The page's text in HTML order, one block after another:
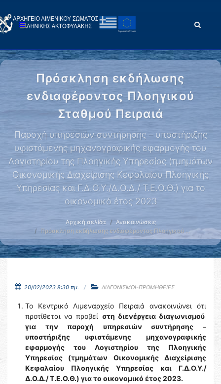
Πρόσκληση εκδήλωσης
ενδιαφέροντος Πλοηγικού
Σταθμού Πειραιά
Παροχή υπηρεσιών συντήρησης – υποστήριξης
υφιστάμενης μηχανογραφικής εφαρμογής του
Λογιστηρίου της Πλοηγικής Υπηρεσίας (τμημάτων
Οικονομικής Διαχείρισης Κεφαλαίου Πλοηγικής
Υπηρεσίας και Γ.Δ.Ο.Υ./Δ.Ο.Δ./ Τ.Ε.Ο.Θ.) για το
οικονομικό έτος 2023
Αρχική σελίδα
Ανακοινώσεις
Πρόσκληση εκδήλωσης ενδιαφέροντος Πλοηγικού …
20/02/2023 8:30 πμ. ΔΙΑΓΩΝΙΣΜΟΙ-ΠΡΟΜΗΘΕΙΕΣ
Το Κεντρικό Λιμεναρχείο Πειραιά ανακοινώνει ότι
προτίθεται να προβεί στη διενέργεια διαγωνισμού
για την παροχή υπηρεσιών συντήρησης –
υποστήριξης υφιστάμενης μηχανογραφικής
εφαρμογής του Λογιστηρίου της Πλοηγικής
Υπηρεσίας (τμημάτων Οικονομικής Διαχείρισης
Κεφαλαίου Πλοηγικής Υπηρεσίας και Γ.Δ.Ο.Υ./
Δ.Ο.Δ./ Τ.Ε.Ο.Θ.) για το οικονομικό έτος 2023.